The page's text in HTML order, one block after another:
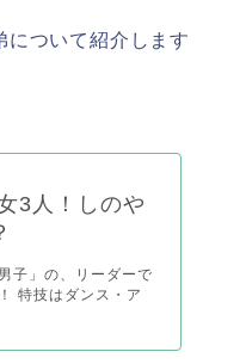
について紹介します
3人！しのや
子」の、リーダーで
特技はダンス・ア